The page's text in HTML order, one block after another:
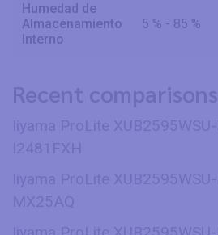
Humedad de
Almacenamiento
Interno
5 % - 85 %
Recent comparisons